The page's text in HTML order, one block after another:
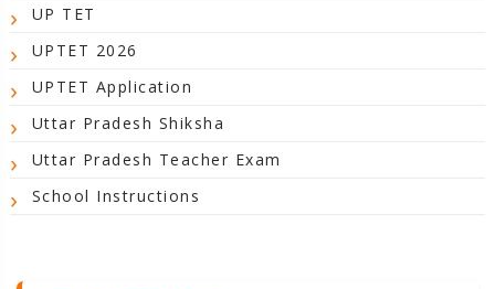
UP TET
UPTET 2026
UPTET Application
Uttar Pradesh Shiksha
Uttar Pradesh Teacher Exam
School Instructions